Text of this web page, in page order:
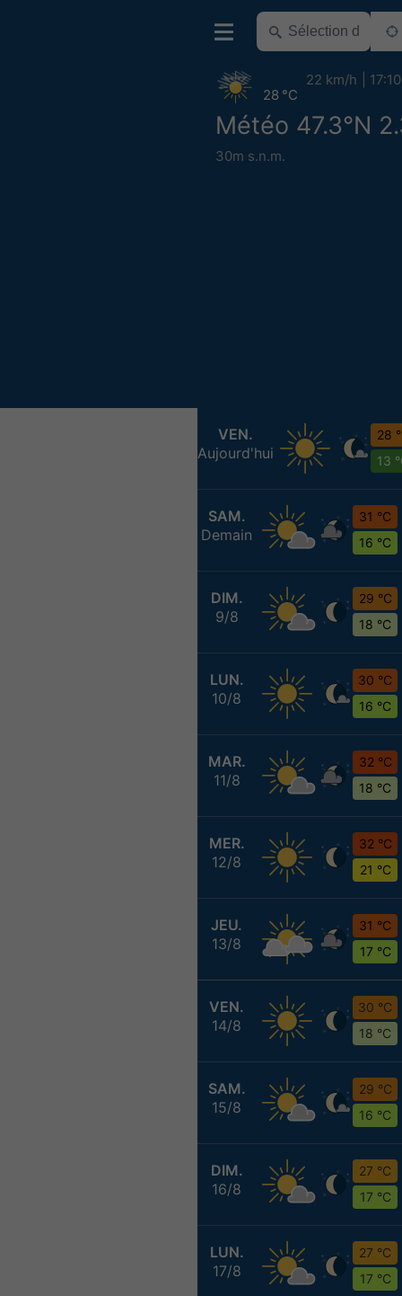
Météo 47.3°N
30m s.n.m.
28 °C
22 km/h 17:10
VEN.
Aujourd'hui
28
13
SAM.
Demain
31 °C
16 °C
DIM.
9/8
29 °C
18 °C
LUN.
10/8
30 °C
16 °C
MAR.
11/8
32 °C
18 °C
MER.
12/8
32 °C
21 °C
JEU.
13/8
31 °C
17 °C
VEN.
14/8
30 °C
18 °C
SAM.
15/8
29 °C
16 °C
DIM.
16/8
27 °C
17 °C
LUN.
17/8
27 °C
17 °C